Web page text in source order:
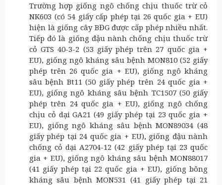
Trường hợp giống ngô chống chịu thuốc trừ cỏ
NK603 (có 54 giấy cấp phép tại 26 quốc gia + EU)
hiện là giống cây BĐG được cấp phép nhiều nhất.
Tiếp đó là giống đậu nành chống chịu thuốc trừ
cỏ GTS 40-3-2 (53 giấy phép trên 27 quốc gia +
EU), giống ngô kháng sâu bệnh MON810 (52 giấy
phép trên 26 quốc gia + EU), giống ngô kháng
sâu bệnh Bt11 (50 giấy phép trên 24 quốc gia +
EU), giống ngô kháng sâu bệnh TC1507 (50 giấy
phép trên 24 quốc gia + EU), giống ngô chống
chịu cỏ dại GA21 (49 giấy phép tại 23 quốc gia +
EU), giống ngô kháng sâu bệnh MON89034 (48
giấy phép tại 24 quốc gia + EU), giống đậu nành
chống cỏ dại A2704-12 (42 giấy phép tại 23 quốc
gia + EU), giống ngô kháng sâu bệnh MON88017
(41 giấy phép tại 22 quốc gia + EU), giống bông
kháng sâu bệnh MON531 (41 giấy phép tại 21